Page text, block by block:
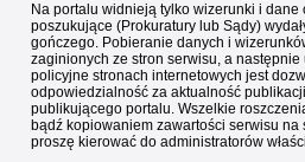
Na portalu widnieją tylko wizerunki i
poszukujące (Prokuratury lub Sądy)
gończego. Pobieranie danych i
zaginionych ze stron serwisu, a
policyjne stronach internetowych jest
odpowiedzialność za aktualność
publikującego portalu. Wszelkie
bądź kopiowaniem zawartości serwisu
proszę kierować do administratorów